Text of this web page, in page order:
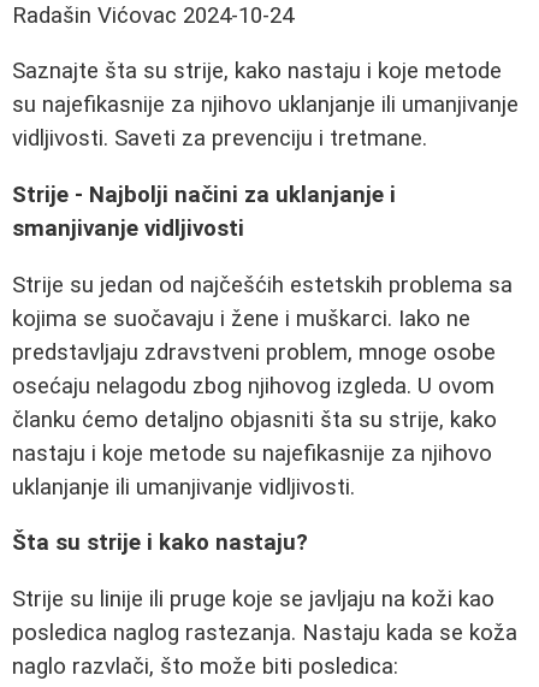
Radašin Vićovac 2024-10-24
Saznajte šta su strije, kako nastaju i koje metode
su najefikasnije za njihovo uklanjanje ili umanjivanje
vidljivosti. Saveti za prevenciju i tretmane.
Strije - Najbolji načini za uklanjanje i
smanjivanje vidljivosti
Strije su jedan od najčešćih estetskih problema sa
kojima se suočavaju i žene i muškarci. Iako ne
predstavljaju zdravstveni problem, mnoge osobe
osećaju nelagodu zbog njihovog izgleda. U ovom
članku ćemo detaljno objasniti šta su strije, kako
nastaju i koje metode su najefikasnije za njihovo
uklanjanje ili umanjivanje vidljivosti.
Šta su strije i kako nastaju?
Strije su linije ili pruge koje se javljaju na koži kao
posledica naglog rastezanja. Nastaju kada se koža
naglo razvlači, što može biti posledica: